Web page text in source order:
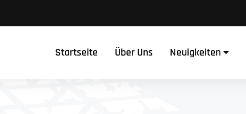
Startseite Über Uns Neuigkeiten